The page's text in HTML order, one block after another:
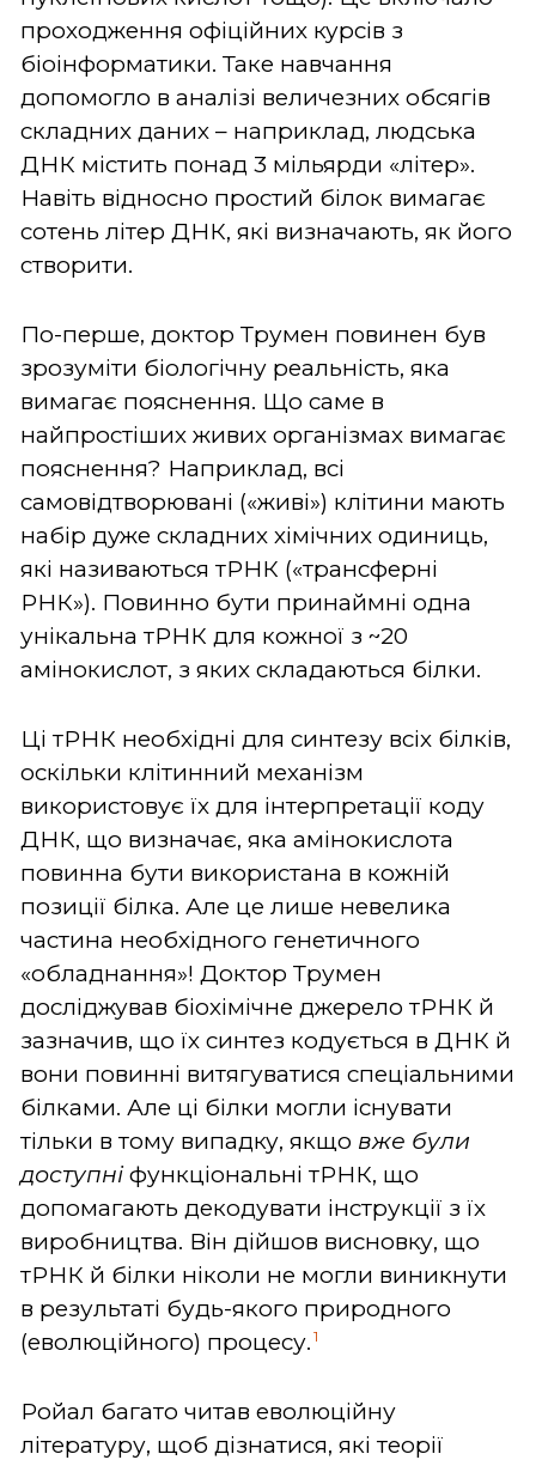
проходження офіційних курсів з
біоінформатики. Таке навчання
допомогло в аналізі величезних обсягів
складних даних – наприклад, людська
ДНК містить понад 3 мільярди «літер».
Навіть відносно простий білок вимагає
сотень літер ДНК, які визначають, як його
створити.
По-перше, доктор Трумен повинен був
зрозуміти біологічну реальність, яка
вимагає пояснення. Що саме в
найпростіших живих організмах вимагає
пояснення? Наприклад, всі
самовідтворювані («живі») клітини мають
набір дуже складних хімічних одиниць,
які називаються тРНК («трансферні
РНК»). Повинно бути принаймні одна
унікальна тРНК для кожної з ~20
амінокислот, з яких складаються білки.
Ці тРНК необхідні для синтезу всіх білків,
оскільки клітинний механізм
використовує їх для інтерпретації коду
ДНК, що визначає, яка амінокислота
повинна бути використана в кожній
позиції білка. Але це лише невелика
частина необхідного генетичного
«обладнання»! Доктор Трумен
досліджував біохімічне джерело тРНК й
зазначив, що їх синтез кодується в ДНК й
вони повинні витягуватися спеціальними
білками. Але ці білки могли існувати
тільки в тому випадку, якщо вже були
доступніфункціональні тРНК, що
допомагають декодувати інструкції з їх
виробництва. Він дійшов висновку, що
тРНК й білки ніколи не могли виникнути
в результаті будь-якого природного
(еволюційного) процесу. 1
Ройал багато читав еволюційну
літературу, щоб дізнатися, які теорії